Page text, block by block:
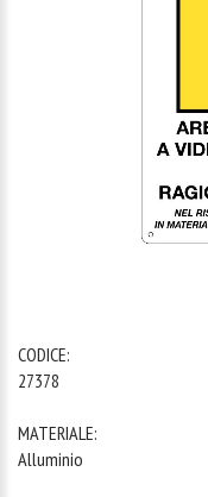
CODICE:
27378
MATERIALE:
Alluminio